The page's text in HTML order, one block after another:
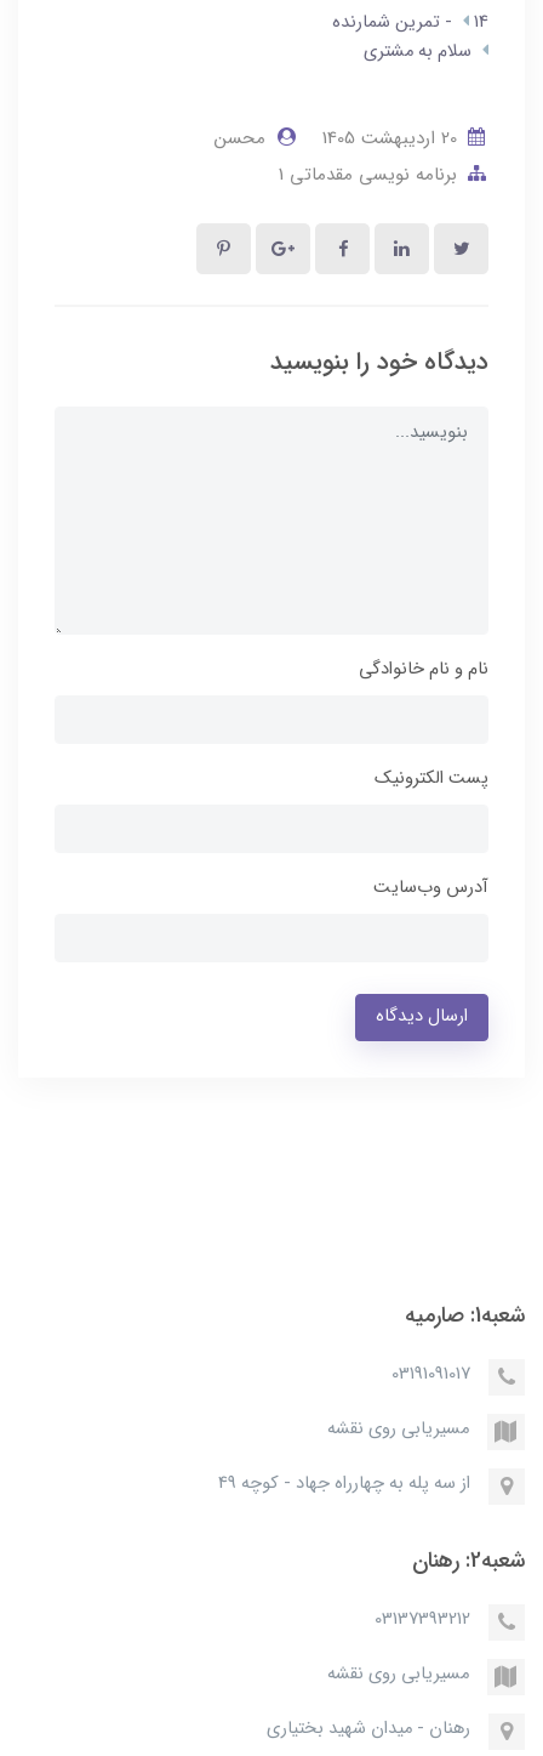
14 - تمرین شمارنده
سلام به مشتری
20 ارديبهشت 1405
محسن
برنامه نویسی مقدماتی 1
دیدگاه خود را بنویسید
نام و نام خانوادگی
پست الکترونیک
آدرس وب‌سایت
ارسال دیدگاه
شعبه1: صارمیه
03191091017
مسیریابی روی نقشه
از سه پله به چهارراه جهاد - کوچه 49
شعبه2: رهنان
03137393212
مسیریابی روی نقشه
رهنان - میدان شهید بختیاری